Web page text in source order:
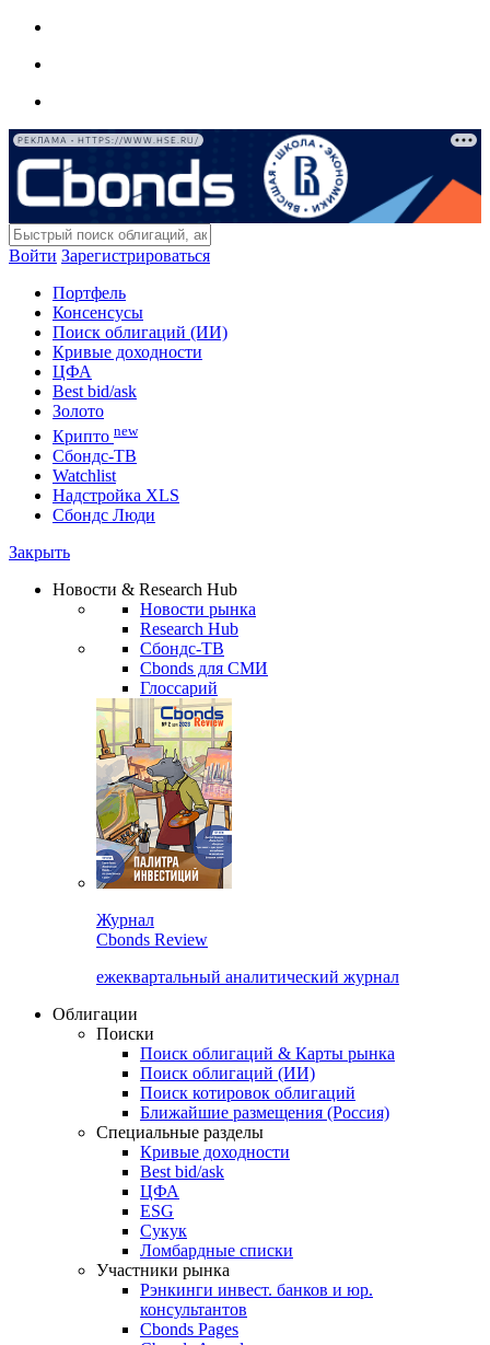
РЕКЛАМА • HTTPS://WWW.HSE.RU/
Войти Зарегистрироваться
Портфель
Консенсусы
Поиск облигаций (ИИ)
Кривые доходности
ЦФА
Best bid/ask
Золото
Крипто new
Сбондс-ТВ
Watchlist
Надстройка XLS
Сбондс Люди
Закрыть
Новости & Research Hub
Новости рынка
Research Hub
Сбондс-ТВ
Cbonds для СМИ
Глоссарий
Журнал
Cbonds Review
ежеквартальный аналитический журнал
Облигации
Поиски
Поиск облигаций & Карты рынка
Поиск облигаций (ИИ)
Поиск котировок облигаций
Ближайшие размещения (Россия)
Специальные разделы
Кривые доходности
Best bid/ask
ЦФА
ESG
Сукук
Ломбардные списки
Участники рынка
Рэнкинги инвест. банков и юр.
консультантов
Cbonds Pages